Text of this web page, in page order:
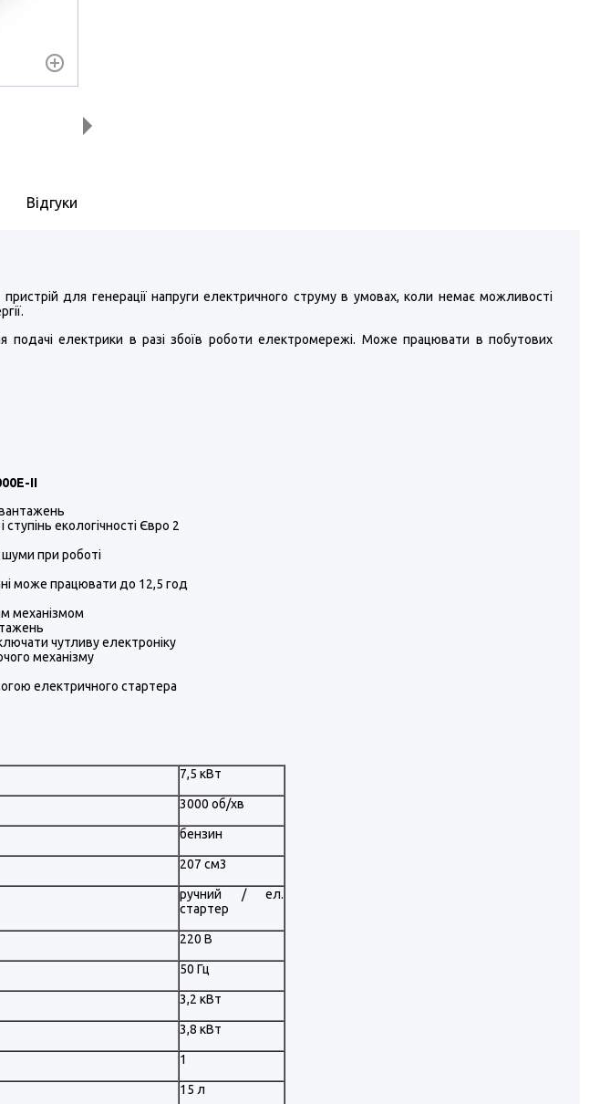
Відгуки
пристрій для генерації напруги електричного струму в умовах, коли немає можливості
подачі електрики в разі збоїв роботи електромережі. Може працювати в побутових
II
екологічності Євро 2
шуми при роботі
може працювати до 12,5 год
механізмом
чутливу електроніку
механізму
електричного стартера
7,5 кВт
3000 об/хв
бензин
207 см3
ручний / ел.
стартер
220 В
50 Гц
3,2 кВт
3,8 кВт
1
15 л